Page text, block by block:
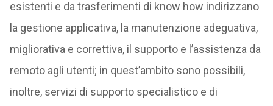
esistenti e da trasferimenti di know how indirizzano
la gestione applicativa, la manutenzione adeguativa,
migliorativa e correttiva, il supporto e l’assistenza da
remoto agli utenti; in quest’ambito sono possibili,
inoltre, servizi di supporto specialistico e di